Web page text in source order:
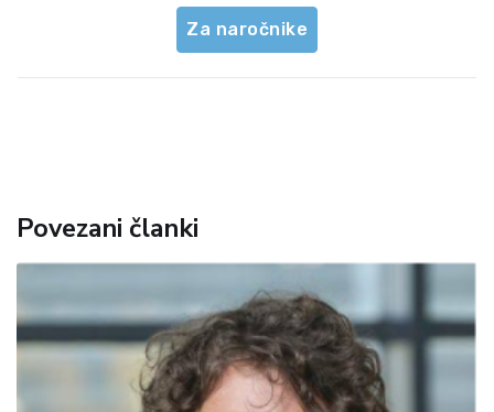
Za naročnike
Povezani članki